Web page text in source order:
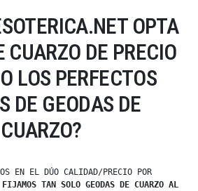
OPTA
CUARZO DE PRECIO
LOS PERFECTOS
DE GEODAS DE
CUARZO?
EN EL DÚO CALIDAD/PRECIO POR
TAN SOLO GEODAS DE CUARZO AL